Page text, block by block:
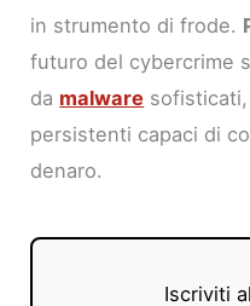
in strumento di frode.
futuro del cybercrime
da malware
persistenti capaci di
denaro.
Iscriviti